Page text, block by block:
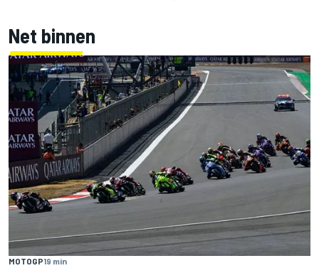
Net binnen
MOTOGP19 min